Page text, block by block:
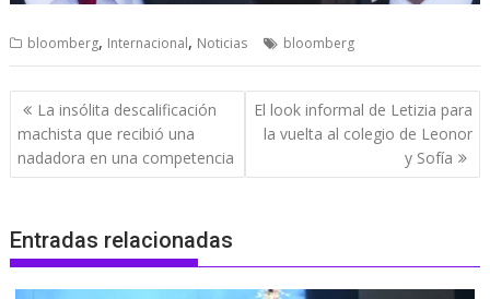
bloomberg, Internacional, Noticias bloomberg
Navegación
de
entradas
La insólita descalificación
machista que recibió una
nadadora en una competencia
El look informal de Letizia para
la vuelta al colegio de Leonor
y Sofía
Entradas relacionadas